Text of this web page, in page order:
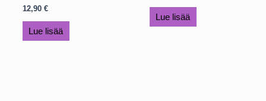
12,90 €
Lue lisää
Lue lisää